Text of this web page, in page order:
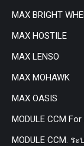
MAX BRIGHT
MAX HOSTILE
MAX LENSO
MAX MOHAWK
MAX OASIS
MODULE CCM
MODULE CCM. ร